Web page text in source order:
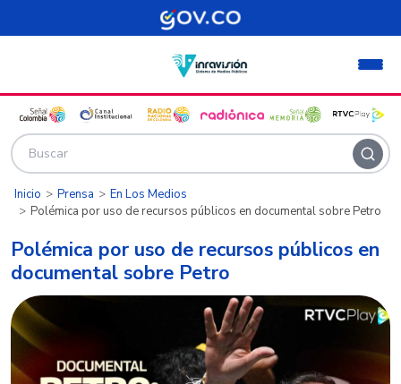
Pasar al contenido principal
Inicio Prensa
En Los Medios
Polémica por uso de recursos públicos en documental sobre Petro
Polémica por uso de recursos públicos en
documental sobre Petro